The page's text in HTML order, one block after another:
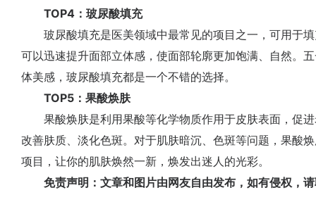
TOP4：玻尿酸填充
玻尿酸填充是医美领域中最常见的项目之一，可用于填
可以迅速提升面部立体感，使面部轮廓更加饱满、自然。
体美感，玻尿酸填充都是一个不错的选择。
TOP5：果酸焕肤
果酸焕肤是利用果酸等化学物质作用于皮肤表面，促进
改善肤质、淡化色斑。对于肌肤暗沉、色斑等问题，果酸
项目，让你的肌肤焕然一新，焕发出迷人的光彩。
免责声明：文章和图片由网友自由发布，如有侵权，请